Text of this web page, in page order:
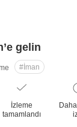
gelin
#İman
İzleme
tamamlandı